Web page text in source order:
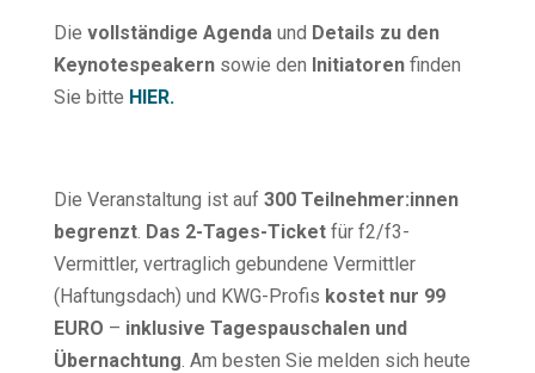
Die vollständige Agenda und Details zu den
Keynotespeakernsowie den Initiatorenfinden
Sie bitte HIER.
Die Veranstaltung ist auf 300 Teilnehmer:innen
begrenzt. Das 2-Tages-Ticketfür f2/f3-
Vermittler, vertraglich gebundene Vermittler
(Haftungsdach) und KWG-Profis kostet nur 99
EURO – inklusive Tagespauschalen und
Übernachtung . Am besten Sie melden sich heute